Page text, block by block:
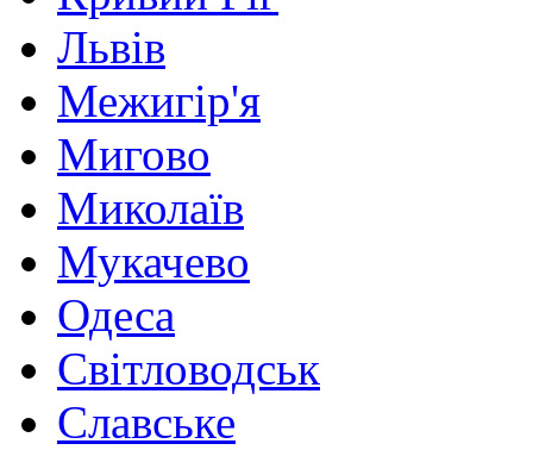
Львів
Межигір'я
Мигово
Миколаїв
Мукачево
Одеса
Світловодськ
Славське